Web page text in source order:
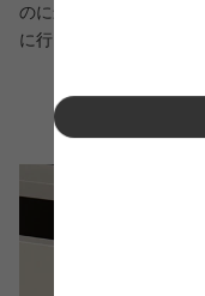
のに最適な引き出し収
に行え、物の取り出し